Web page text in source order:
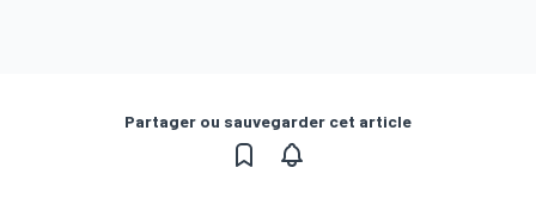
Partager ou sauvegarder cet article